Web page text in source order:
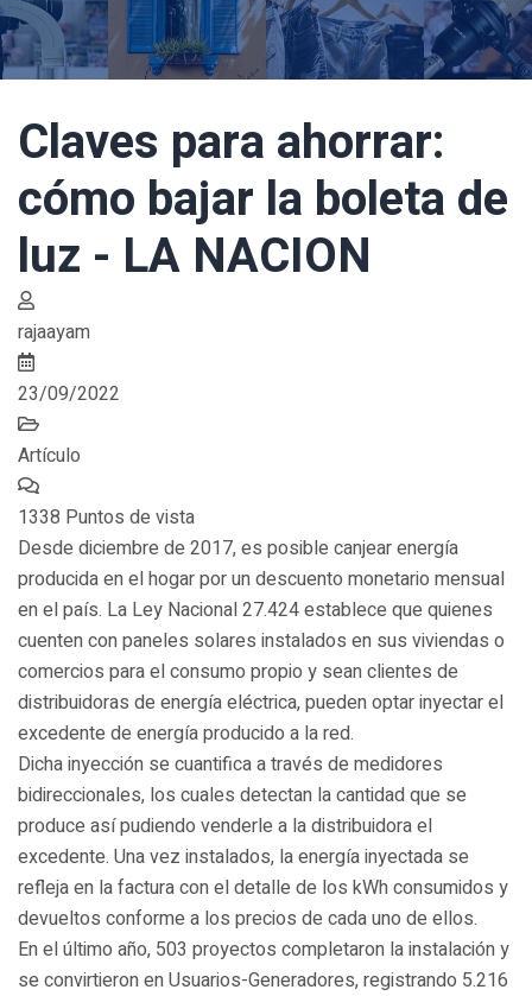
Claves para ahorrar:
cómo bajar la boleta de
luz - LA NACION
rajaayam
23/09/2022
Artículo
1338 Puntos de vista
Desde diciembre de 2017, es posible canjear energía
producida en el hogar por un descuento monetario mensual
en el país. La Ley Nacional 27.424 establece que quienes
cuenten con paneles solares instalados en sus viviendas o
comercios para el consumo propio y sean clientes de
distribuidoras de energía eléctrica, pueden optar inyectar el
excedente de energía producido a la red.
Dicha inyección se cuantifica a través de medidores
bidireccionales, los cuales detectan la cantidad que se
produce así pudiendo venderle a la distribuidora el
excedente. Una vez instalados, la energía inyectada se
refleja en la factura con el detalle de los kWh consumidos y
devueltos conforme a los precios de cada uno de ellos.
En el último año, 503 proyectos completaron la instalación y
se convirtieron en Usuarios-Generadores, registrando 5.216